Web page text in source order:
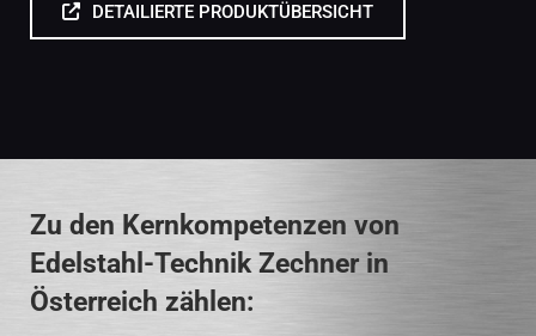
DETAILIERTE PRODUKTÜBERSICHT
Zu den Kernkompetenzen von
Edelstahl-Technik Zechner in
Österreich zählen: